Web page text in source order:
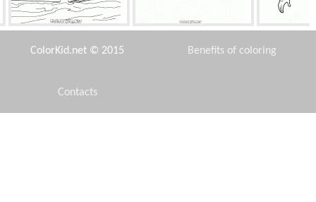
Bateau de missiles Famille SUV
ColorKid.net © 2015 Benefits of coloring
Contacts